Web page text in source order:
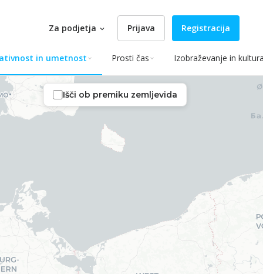
Za podjetja Prijava Registracija
in umetnost Prosti čas Izobraževanje in
Išči ob premiku zemljevida